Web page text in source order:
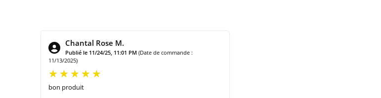
Chantal Rose M.
Publié le 11/24/25, 11:01 PM (Date de commande :
11/13/2025)
bon produit